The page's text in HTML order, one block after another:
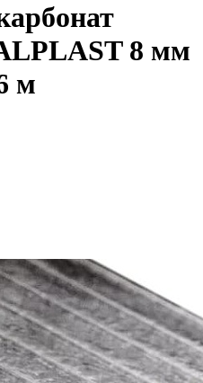
8 мм
м